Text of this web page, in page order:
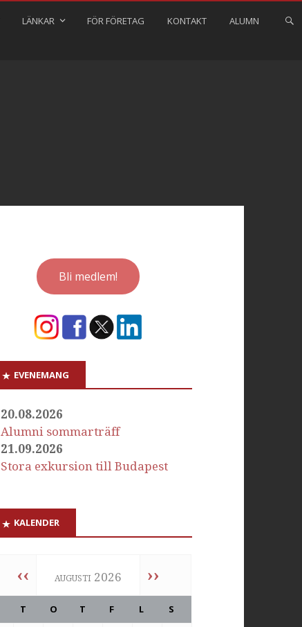
LÄNKAR FÖR FÖRETAG KONTAKT ALUMN
Bli medlem!
EVENEMANG
20.08.2026
Alumni sommarträff
21.09.2026
Stora exkursion till Budapest
KALENDER
‹‹ augusti 2026 ››
T O T F L S